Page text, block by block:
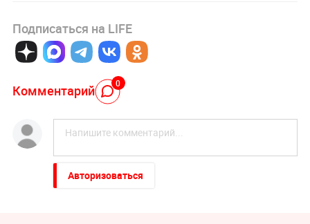
Подписаться на LIFE
Комментарий 0
Авторизоваться